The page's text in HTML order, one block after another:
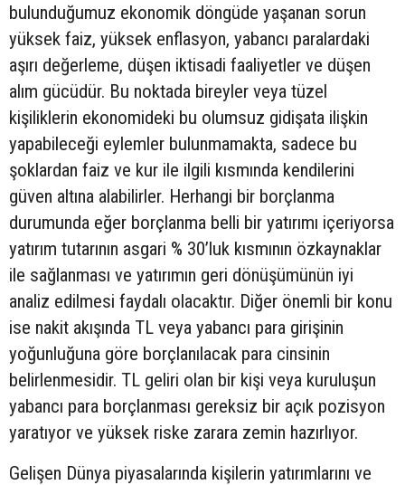
bulunduğumuz ekonomik döngüde yaşanan sorun
yüksek faiz, yüksek enflasyon, yabancı paralardaki
aşırı değerleme, düşen iktisadi faaliyetler ve düşen
alım gücüdür. Bu noktada bireyler veya tüzel
kişiliklerin ekonomideki bu olumsuz gidişata ilişkin
yapabileceği eylemler bulunmamakta, sadece bu
şoklardan faiz ve kur ile ilgili kısmında kendilerini
güven altına alabilirler. Herhangi bir borçlanma
durumunda eğer borçlanma belli bir yatırımı içeriyorsa
yatırım tutarının asgari % 30’luk kısmının özkaynaklar
ile sağlanması ve yatırımın geri dönüşümünün iyi
analiz edilmesi faydalı olacaktır. Diğer önemli bir konu
ise nakit akışında TL veya yabancı para girişinin
yoğunluğuna göre borçlanılacak para cinsinin
belirlenmesidir. TL geliri olan bir kişi veya kuruluşun
yabancı para borçlanması gereksiz bir açık pozisyon
yaratıyor ve yüksek riske zarara zemin hazırlıyor.
Gelişen Dünya piyasalarında kişilerin yatırımlarını ve